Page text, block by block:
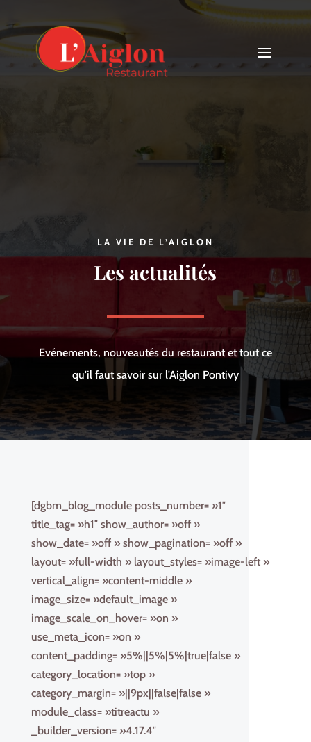
LA VIE DE L’AIGLON
Les actualités
Evénements, nouveautés du restaurant et tout ce
qu'il faut savoir sur l'Aiglon Pontivy
[dgbm_blog_module posts_number= »1″
title_tag= »h1″ show_author= »off »
show_date= »off » show_pagination= »off »
layout= »full-width » layout_styles= »image-left »
vertical_align= »content-middle »
image_size= »default_image »
image_scale_on_hover= »on »
use_meta_icon= »on »
content_padding= »5%||5%|5%|true|false »
category_location= »top »
category_margin= »||9px||false|false »
module_class= »titreactu »
_builder_version= »4.17.4″